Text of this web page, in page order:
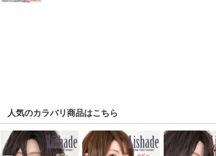
人気のカラバリ商品はこちら